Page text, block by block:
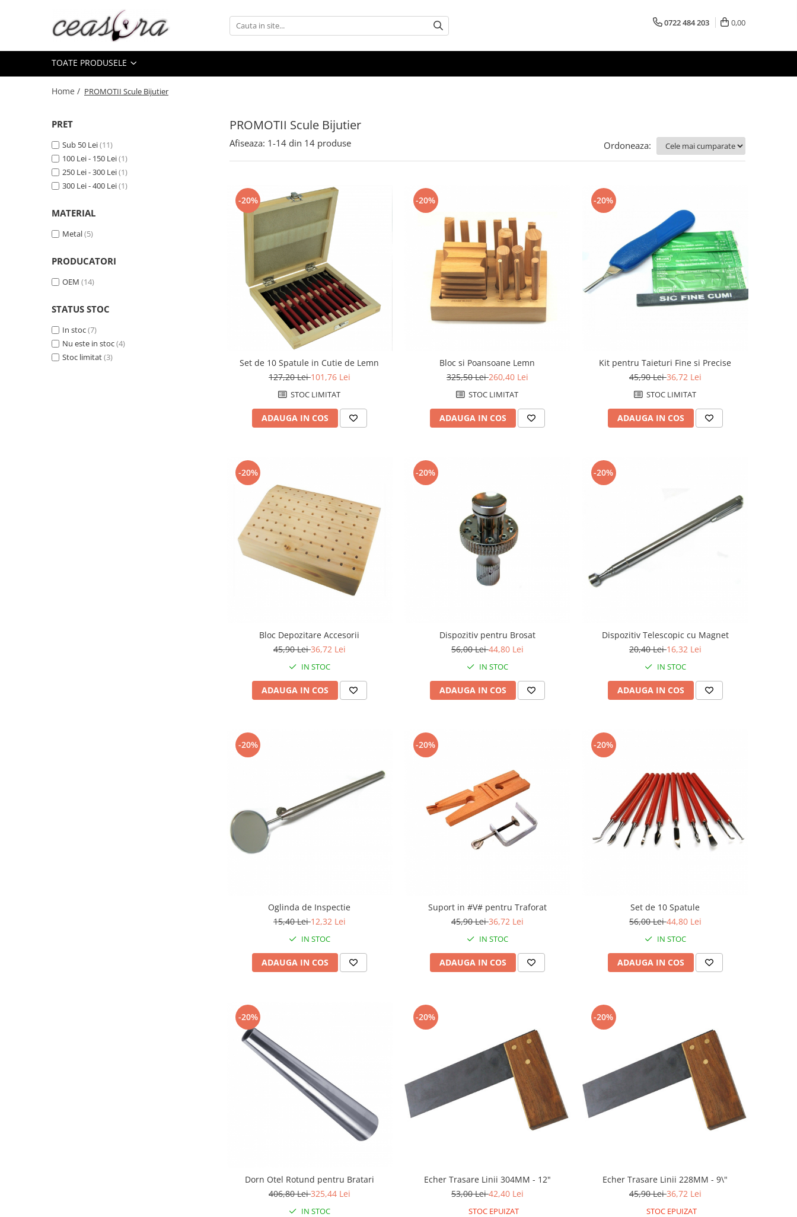
Toate Produsele
AA, AAA, 9V
Accesorii baterii
Ceasuri Casio
Ceasuri Daniel Klein
Ceasuri Police
Ceasuri Q&Q
Ceasuri Reflex
Ceasuri Sekonda
Ceasuri Timberland
0722 484 203 0,00
TOATE PRODUSELE
Home / PROMOTII Scule Bijutier
PROMOTII Scule Bijutier
PRET
Sub 50 Lei(11)
100 Lei - 150 Lei(1)
250 Lei - 300 Lei(1)
300 Lei - 400 Lei(1)
MATERIAL
Metal(5)
PRODUCATORI
OEM (14)
STATUS STOC
In stoc(7)
Nu este in stoc(4)
Stoc limitat(3)
Afiseaza: 1-14 din 14 produse Ordoneaza:
-20%
Set de 10 Spatule in Cutie de Lemn
127,20 Lei101,76 Lei
STOC LIMITAT
ADAUGA IN COS
-20%
Bloc si Poansoane Lemn
325,50 Lei260,40 Lei
STOC LIMITAT
ADAUGA IN COS
-20%
Kit pentru Taieturi Fine si Precise
45,90 Lei36,72 Lei
STOC LIMITAT
ADAUGA IN COS
-20%
Bloc Depozitare Accesorii
45,90 Lei36,72 Lei
IN STOC
ADAUGA IN COS
-20%
Dispozitiv pentru Brosat
56,00 Lei44,80 Lei
IN STOC
ADAUGA IN COS
-20%
Dispozitiv Telescopic cu Magnet
20,40 Lei16,32 Lei
IN STOC
ADAUGA IN COS
-20%
Oglinda de Inspectie
15,40 Lei12,32 Lei
IN STOC
ADAUGA IN COS
-20%
Suport in #V# pentru Traforat
45,90 Lei36,72 Lei
IN STOC
ADAUGA IN COS
-20%
Set de 10 Spatule
56,00 Lei44,80 Lei
IN STOC
ADAUGA IN COS
-20%
Dorn Otel Rotund pentru Bratari
406,80 Lei325,44 Lei
IN STOC
-20%
Echer Trasare Linii 304MM - 12"
53,00 Lei42,40 Lei
STOC EPUIZAT
-20%
Echer Trasare Linii 228MM - 9\"
45,90 Lei36,72 Lei
STOC EPUIZAT